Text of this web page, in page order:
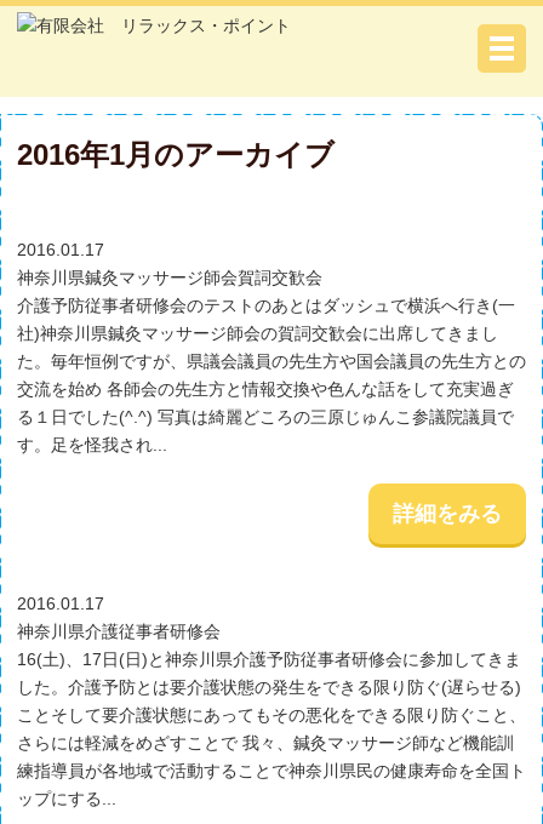
2016年1月のアーカイブ
2016.01.17
神奈川県鍼灸マッサージ師会賀詞交歓会
介護予防従事者研修会のテストのあとはダッシュで横浜へ行き(一
社)神奈川県鍼灸マッサージ師会の賀詞交歓会に出席してきまし
た。毎年恒例ですが、県議会議員の先生方や国会議員の先生方との
交流を始め 各師会の先生方と情報交換や色んな話をして充実過ぎ
る１日でした(^.^) 写真は綺麗どころの三原じゅんこ参議院議員で
す。足を怪我され...
詳細をみる
2016.01.17
神奈川県介護従事者研修会
16(土)、17日(日)と神奈川県介護予防従事者研修会に参加してきま
した。介護予防とは要介護状態の発生をできる限り防ぐ(遅らせる)
ことそして要介護状態にあってもその悪化をできる限り防ぐこと、
さらには軽減をめざすことで 我々、鍼灸マッサージ師など機能訓
練指導員が各地域で活動することで神奈川県民の健康寿命を全国ト
ップにする...